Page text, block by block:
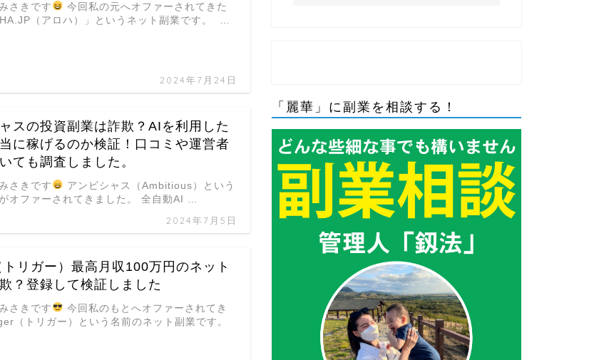
2024年7月24日
さきです
今回私の元へオファーされてきた
（アロハ）」というネット副業です。 …
スの投資副業は詐欺？AIを利用した
に稼げるのか検証！口コミや運営者
ても調査しました。
2024年7月5日
さきです
アンビシャス（Ambitious）という
オファーされてきました。 全自動AI …
リガー）最高月収100万円のネット
？登録して検証しました
さきです
今回私のもとへオファーされてき
（トリガー）という名前のネット副業です。
「麗華」に副業を相談する！